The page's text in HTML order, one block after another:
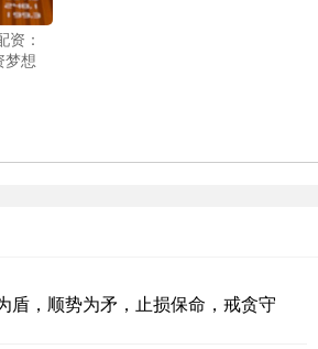
资：
梦想
盾，顺势为矛，止损保命，戒贪守